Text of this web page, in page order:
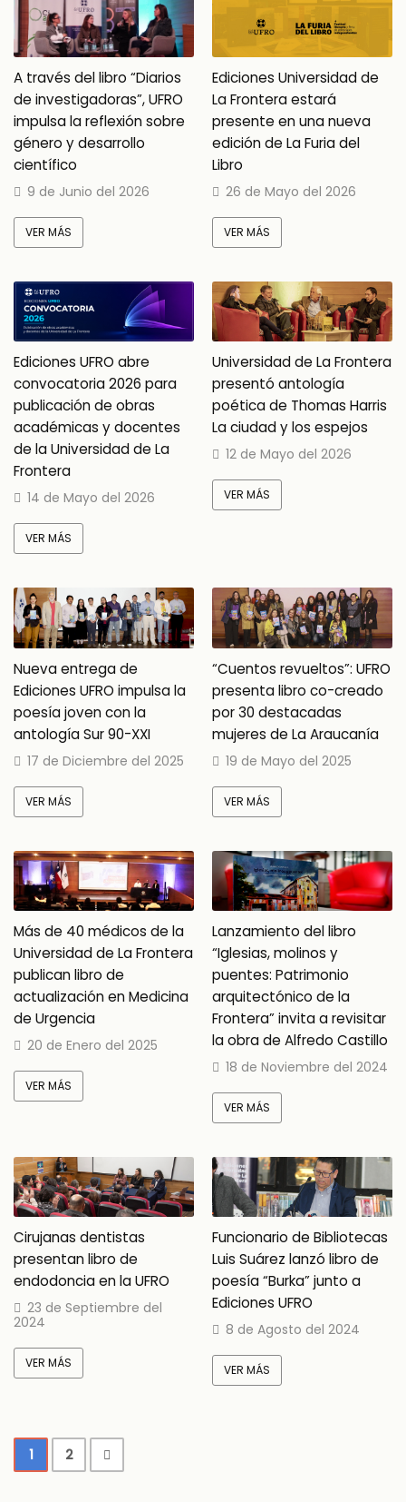
A través del libro “Diarios
de investigadoras”, UFRO
impulsa la reflexión sobre
género y desarrollo
científico
9 de Junio del 2026
VER MÁS
Ediciones Universidad de
La Frontera estará
presente en una nueva
edición de La Furia del
Libro
26 de Mayo del 2026
VER MÁS
Ediciones UFRO abre
convocatoria 2026 para
publicación de obras
académicas y docentes
de la Universidad de La
Frontera
14 de Mayo del 2026
VER MÁS
Universidad de La Frontera
presentó antología
poética de Thomas Harris
La ciudad y los espejos
12 de Mayo del 2026
VER MÁS
Nueva entrega de
Ediciones UFRO impulsa la
poesía joven con la
antología Sur 90-XXI
17 de Diciembre del 2025
VER MÁS
“Cuentos revueltos”: UFRO
presenta libro co-creado
por 30 destacadas
mujeres de La Araucanía
19 de Mayo del 2025
VER MÁS
Más de 40 médicos de la
Universidad de La Frontera
publican libro de
actualización en Medicina
de Urgencia
20 de Enero del 2025
VER MÁS
Lanzamiento del libro
“Iglesias, molinos y
puentes: Patrimonio
arquitectónico de la
Frontera” invita a revisitar
la obra de Alfredo Castillo
18 de Noviembre del 2024
VER MÁS
Cirujanas dentistas
presentan libro de
endodoncia en la UFRO
23 de Septiembre del
2024
VER MÁS
Funcionario de Bibliotecas
Luis Suárez lanzó libro de
poesía “Burka” junto a
Ediciones UFRO
8 de Agosto del 2024
VER MÁS
1 2